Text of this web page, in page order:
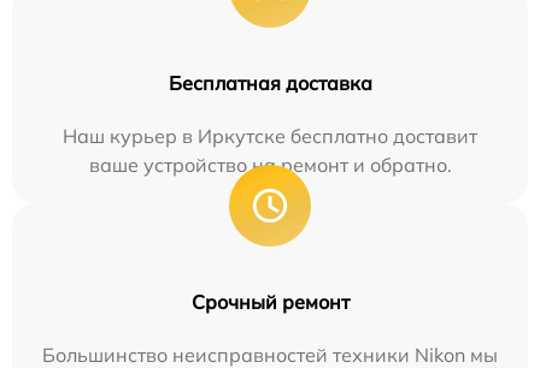
Бесплатная доставка
Наш курьер в Иркутске бесплатно доставит
ваше устройство на ремонт и обратно.
Срочный ремонт
Большинство неисправностей техники Nikon мы